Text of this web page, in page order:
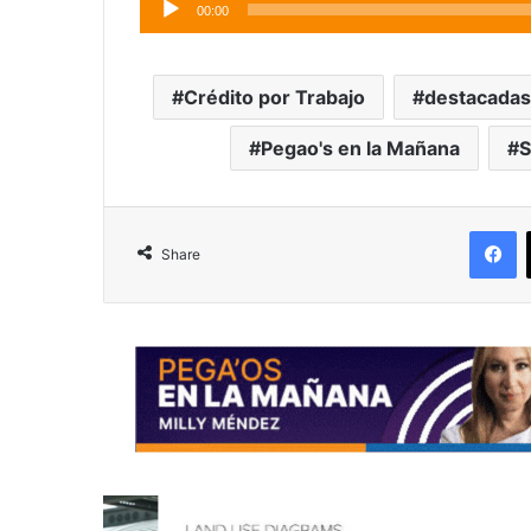
Player
00:00
Crédito por Trabajo destacadas
Pegao's en la Mañana
Share